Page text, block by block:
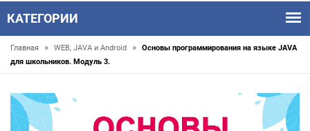
КАТЕГОРИИ
Главная » WEB, JAVA и Android »
Основы программирования на языке JAVA
для школьников. Модуль 3.